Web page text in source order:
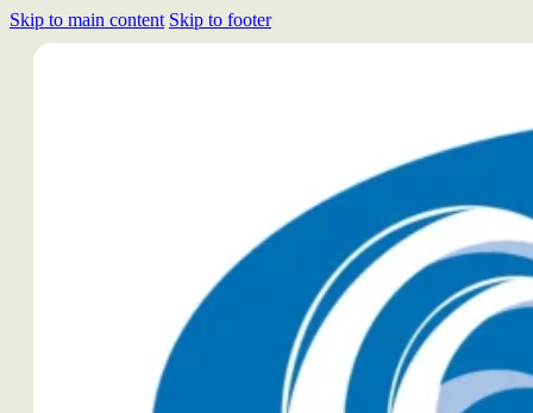
Skip to main content Skip to footer